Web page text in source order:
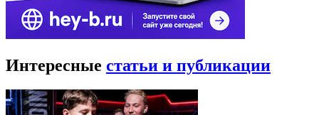
Интересные статьи и публикации